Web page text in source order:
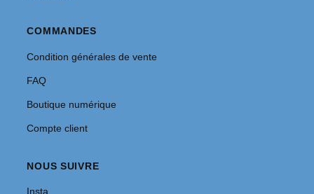
COMMANDES
Condition générales de vente
FAQ
Boutique numérique
Compte client
NOUS SUIVRE
Insta